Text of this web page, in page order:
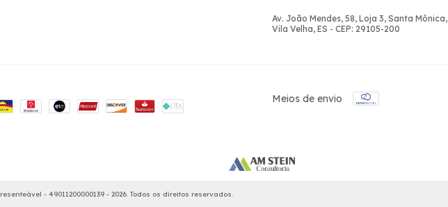
Av. João Mendes, 58, Loja 3, Santa Mônica,
Vila Velha, ES - CEP: 29105-200
Meios de envio
- 49011200000139 - 2026. Todos os direitos reservados.